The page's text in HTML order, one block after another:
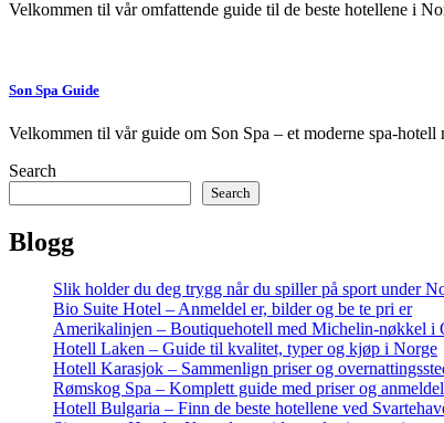
Velkommen til vår omfattende guide til de beste hotellene i
Son Spa Guide
Velkommen til vår guide om Son Spa – et moderne spa-
Search
Search
Blogg
Slik holder du deg trygg når du spiller på sport under
Bio Suite Hotel – Anmeldel er, bilder og be te pri er
Amerikalinjen – Boutiquehotell med Michelin-nøkkel i
Hotell Laken – Guide til kvalitet, typer og kjøp i Norge
Hotell Karasjok – Sammenlign priser og
Rømskog Spa – Komplett guide med priser og
Hotell Bulgaria – Finn de beste hotellene ved